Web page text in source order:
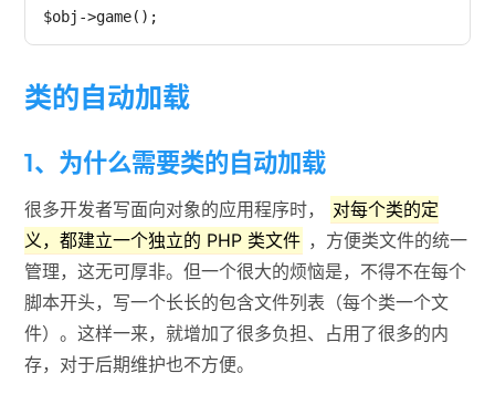
类的自动加载
1、为什么需要类的自动加载
很多开发者写面向对象的应用程序时，
对每个类的定
义，都建立一个独立的 PHP 类文件 ，方便类文件的统一
管理，这无可厚非。但一个很大的烦恼是，不得不在每个
脚本开头，写一个长长的包含文件列表（每个类一个文
件）。这样一来，就增加了很多负担、占用了很多的内
存，对于后期维护也不方便。